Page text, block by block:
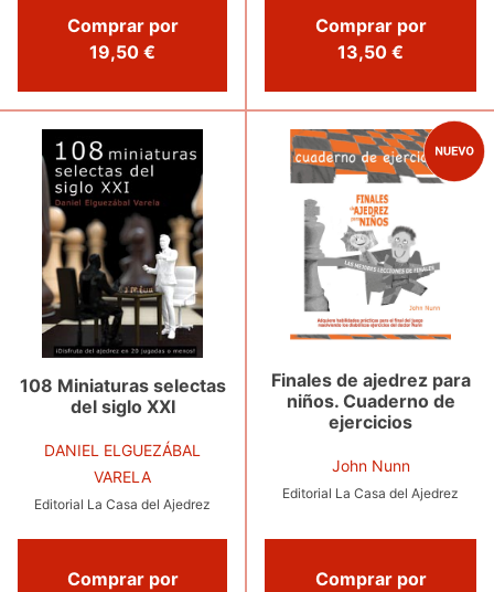
Comprar por
19,50 €
Comprar por
13,50 €
108 Miniaturas selectas
del siglo XXI
DANIEL ELGUEZÁBAL
VARELA
Editorial La Casa del Ajedrez
Comprar por
Finales de ajedrez para
niños. Cuaderno de
ejercicios
John Nunn
Editorial La Casa del Ajedrez
Comprar por